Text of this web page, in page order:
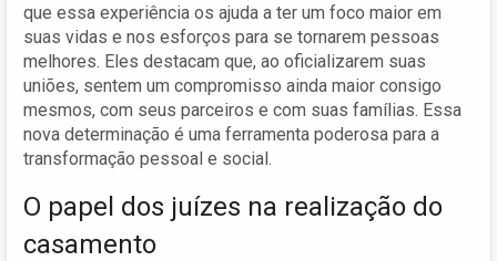
que essa experiência os ajuda a ter um foco maior em
suas vidas e nos esforços para se tornarem pessoas
melhores. Eles destacam que, ao oficializarem suas
uniões, sentem um compromisso ainda maior consigo
mesmos, com seus parceiros e com suas famílias. Essa
nova determinação é uma ferramenta poderosa para a
transformação pessoal e social.
O papel dos juízes na realização do
casamento